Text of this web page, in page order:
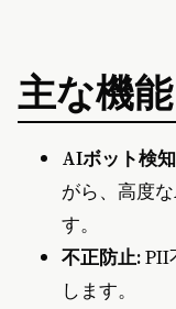
主な機能
AIボット検
がら、高度
す。
不正防止:PII
します。